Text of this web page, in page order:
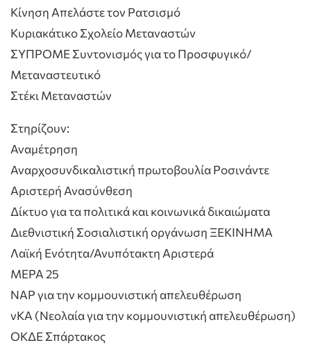
Κίνηση Απελάστε τον Ρατσισμό
Κυριακάτικο Σχολείο Μεταναστών
ΣΥΠΡΟΜΕ Συντονισμός για το Προσφυγικό/
Μεταναστευτικό
Στέκι Μεταναστών
Στηρίζουν:
Αναμέτρηση
Αναρχοσυνδικαλιστική πρωτοβουλία Ροσινάντε
Αριστερή Ανασύνθεση
Δίκτυο για τα πολιτικά και κοινωνικά δικαιώματα
Διεθνιστική Σοσιαλιστική οργάνωση ΞΕΚΙΝΗΜΑ
Λαϊκή Ενότητα/Ανυπότακτη Αριστερά
ΜΕΡΑ 25
ΝΑΡ για την κομμουνιστική απελευθέρωση
νΚΑ (Νεολαία για την κομμουνιστική απελευθέρωση)
ΟΚΔΕ Σπάρτακος